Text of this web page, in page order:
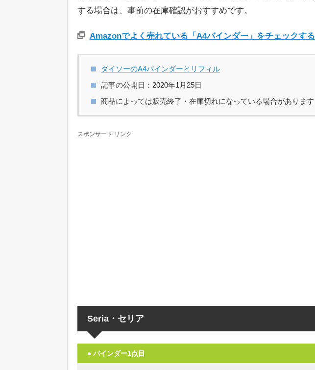
する場合は、事前の在庫確認がおすすめです。
Amazonでよく売れている「A4バインダー」をチェックする
ダイソーのA4バインダーとリフィル
記事の公開日：2020年1月25日
商品によっては販売終了・在庫切れになっている場合があります
スポンサード リンク
Seria・セリア
● バインダー1点目